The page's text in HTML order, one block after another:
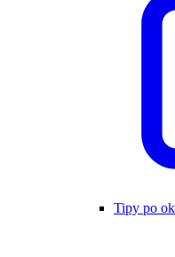
Tipy po